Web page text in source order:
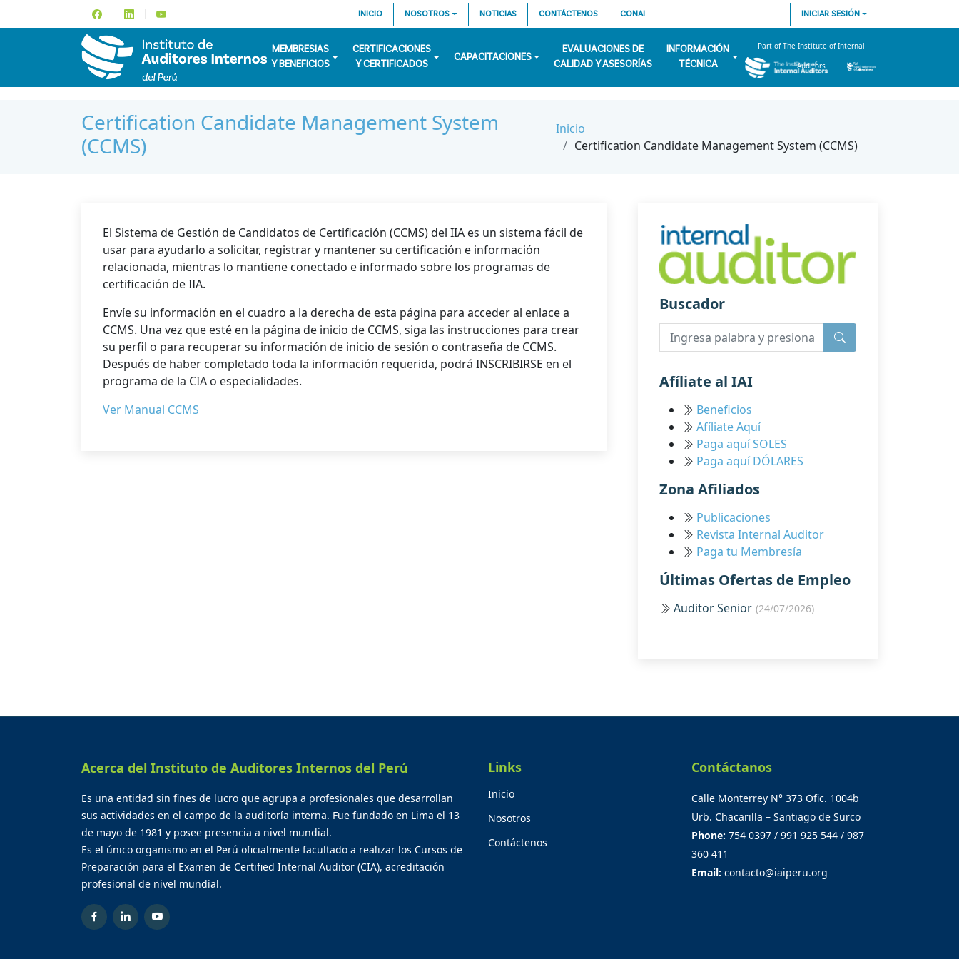
INICIO NOSOTROS NOTICIAS CONTÁCTENOS CONAI INICIAR SESIÓN
MEMBRESIAS
Y BENEFICIOS
CERTIFICACIONES
Y CERTIFICADOS
CAPACITACIONES
EVALUACIONES DE
CALIDAD Y ASESORÍAS
INFORMACIÓN
TÉCNICA
Part of The Institute of Internal
Auditors
Certification Candidate Management System
(CCMS)
Inicio
Certification Candidate Management System (CCMS)
El Sistema de Gestión de Candidatos de Certificación (CCMS) del IIA es un sistema fácil de
usar para ayudarlo a solicitar, registrar y mantener su certificación e información
relacionada, mientras lo mantiene conectado e informado sobre los programas de
certificación de IIA.
Envíe su información en el cuadro a la derecha de esta página para acceder al enlace a
CCMS. Una vez que esté en la página de inicio de CCMS, siga las instrucciones para crear
su perfil o para recuperar su información de inicio de sesión o contraseña de CCMS.
Después de haber completado toda la información requerida, podrá INSCRIBIRSE en el
programa de la CIA o especialidades.
Ver Manual CCMS
Buscador
Afíliate al IAI
Beneficios
Afíliate Aquí
Paga aquí SOLES
Paga aquí DÓLARES
Zona Afiliados
Publicaciones
Revista Internal Auditor
Paga tu Membresía
Últimas Ofertas de Empleo
Auditor Senior (24/07/2026)
Acerca del Instituto de Auditores Internos del Perú
Es una entidad sin fines de lucro que agrupa a profesionales que desarrollan
sus actividades en el campo de la auditoría interna. Fue fundado en Lima el 13
de mayo de 1981 y posee presencia a nivel mundial.
Es el único organismo en el Perú oficialmente facultado a realizar los Cursos de
Preparación para el Examen de Certified Internal Auditor (CIA), acreditación
profesional de nivel mundial.
Links
Inicio
Nosotros
Contáctenos
Contáctanos
Calle Monterrey N° 373 Ofic. 1004b
Urb. Chacarilla – Santiago de Surco
Phone: 754 0397 / 991 925 544 / 987
360 411
Email: contacto@iaiperu.org